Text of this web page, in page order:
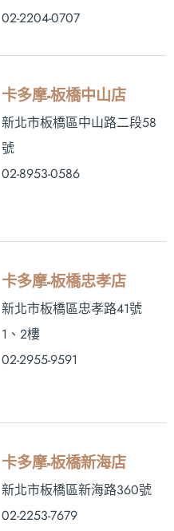
02-2204-0707
卡多摩-板橋中山店
新北市板橋區中山路二段58
號
02-8953-0586
卡多摩-板橋忠孝店
新北市板橋區忠孝路41號
1、2樓
02-2955-9591
卡多摩-板橋新海店
新北市板橋區新海路360號
02-2253-7679